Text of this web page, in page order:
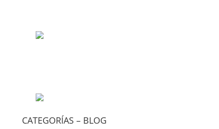
CATEGORÍAS – BLOG